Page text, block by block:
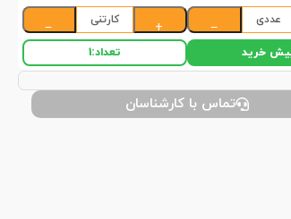
عددی
−
+
کارتنی
−
خرید تعداد:1
تماس با کارشناسان